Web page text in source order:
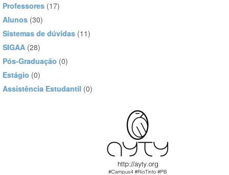
Professores (17)
Alunos (30)
Sistemas de dúvidas (11)
SIGAA (28)
Pós-Graduação (0)
Estágio (0)
Assistência Estudantil (0)